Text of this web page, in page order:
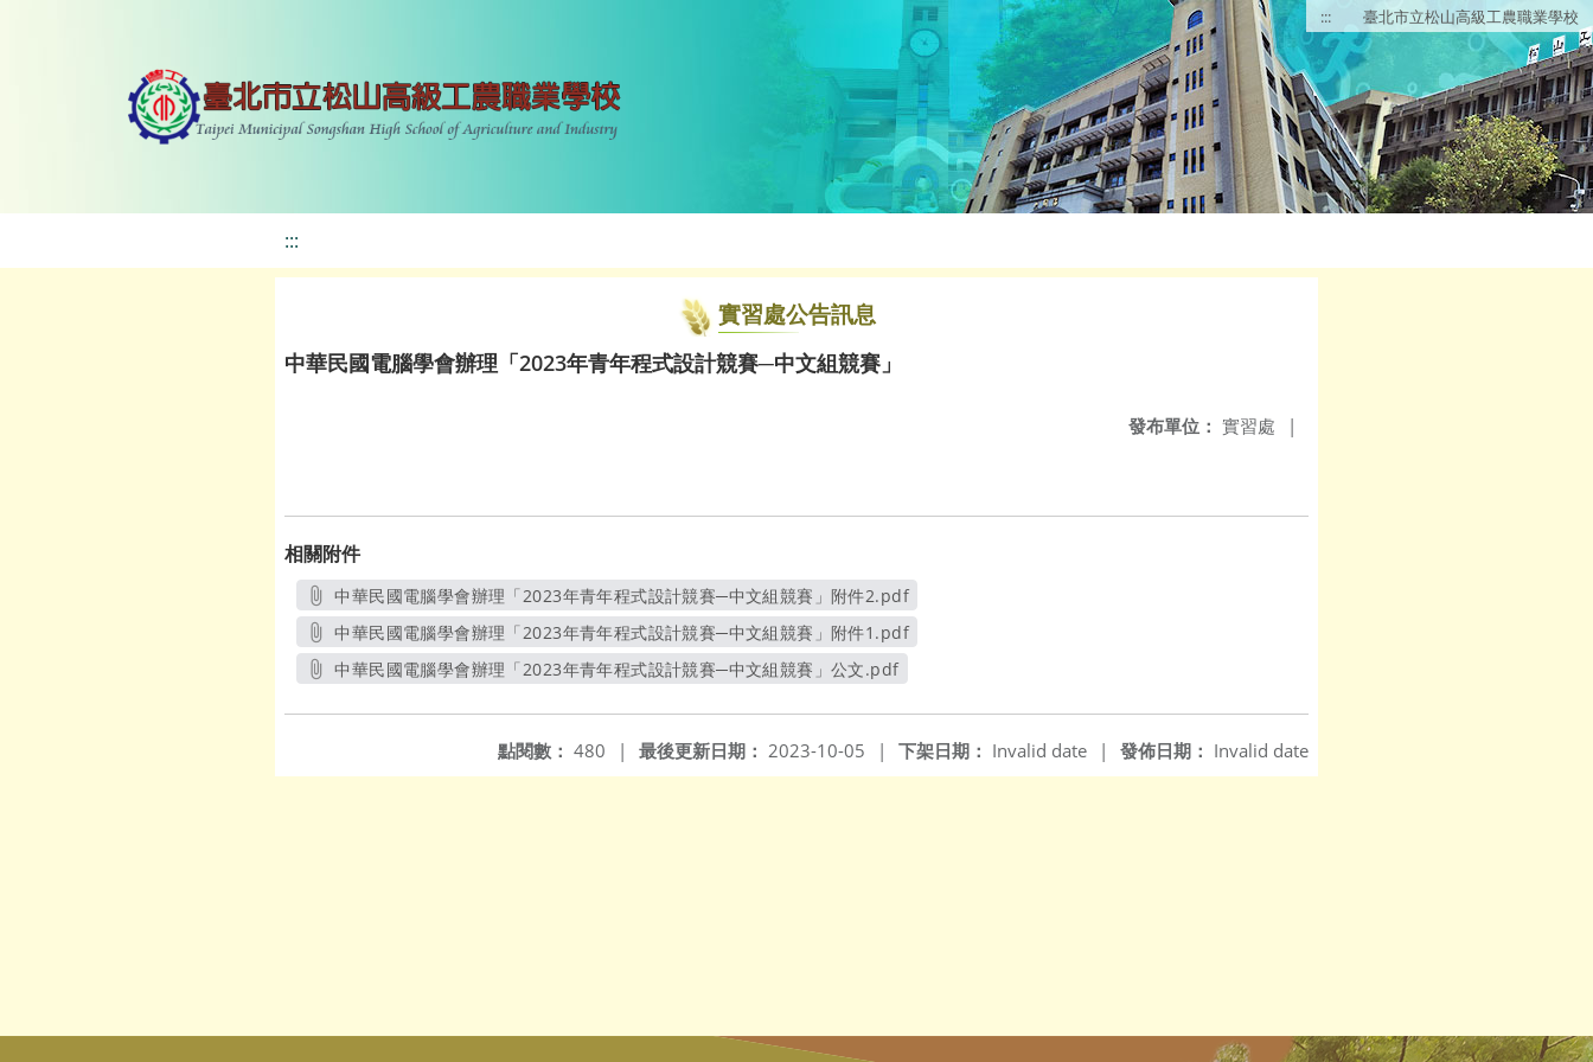
::: 臺北市立松山高級工農職業學校
:::
實習處公告訊息
中華民國電腦學會辦理「2023年青年程式設計競賽─中文組競賽」
發布單位： 實習處 |
相關附件
中華民國電腦學會辦理「2023年青年程式設計競賽─中文組競賽」附件2.pdf
另開新視窗
中華民國電腦學會辦理「2023年青年程式設計競賽─中文組競賽」附件1.pdf
另開新視窗
中華民國電腦學會辦理「2023年青年程式設計競賽─中文組競賽」公文.pdf
發佈日期： Invalid date
下架日期： Invalid date |
最後更新日期： 2023-10-05 |
點閱數： 480 |